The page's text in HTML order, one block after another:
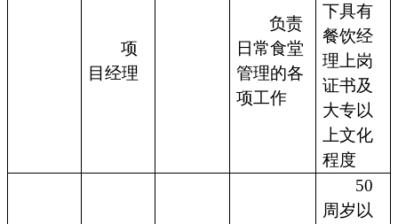
项
目经理
负责
日常食堂
管理的各
项工作
下具有
餐饮经
理上岗
证书及
大专以
上文化
程度
50
周岁以